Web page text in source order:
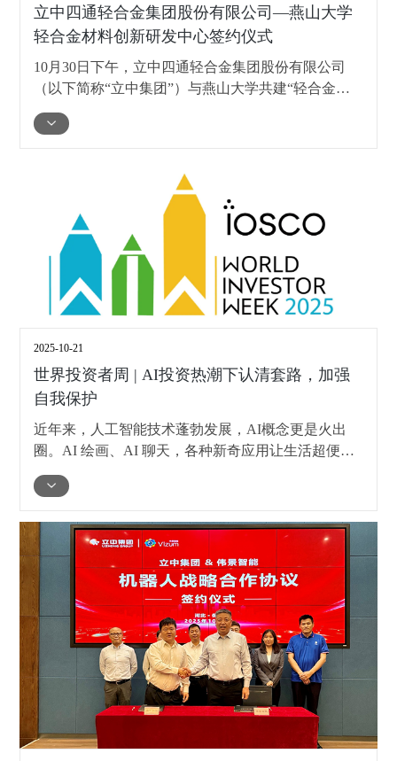
立中四通轻合金集团股份有限公司—燕山大学
轻合金材料创新研发中心签约仪式
10月30日下午，立中四通轻合金集团股份有限公司
（以下简称“立中集团”）与燕山大学共建“轻合金材
料创新研发中心”签约仪式在燕山大学隆重举行。立
中集团联合创始人臧立国，燕山大学校长王慧远出席
2025-10-21
世界投资者周 | AI投资热潮下认清套路，加强
自我保护
近年来，人工智能技术蓬勃发展，AI概念更是火出
圈。AI 绘画、AI 聊天，各种新奇应用让生活超便
利。然而，不少不法分子也盯上了这波热度，把 AI
包装成 “投资神器”，设下连环陷阱，使得很多人中
地保护好自己的资金和合法权益。